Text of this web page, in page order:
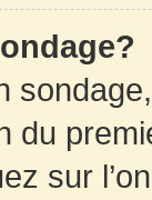
du
sur